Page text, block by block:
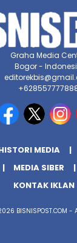
Graha Media
Bogor -
MEDIA
MEDIA SIBER
KONTAK IKLAN
BISNISPOST.COM -